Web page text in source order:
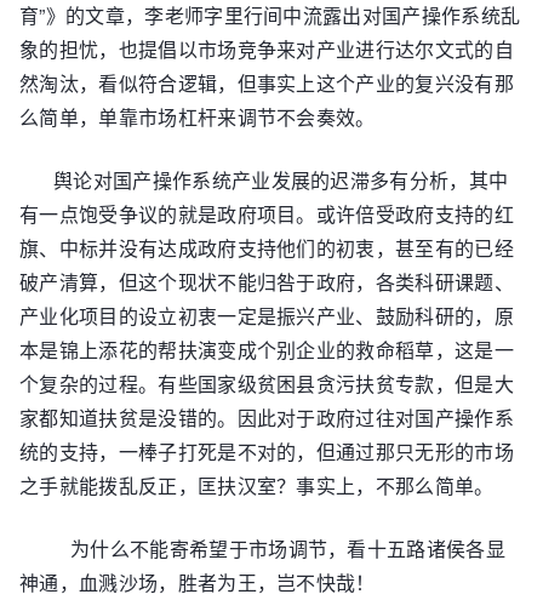
育”》的文章，李老师字里行间中流露出对国产操作系统乱
象的担忧，也提倡以市场竞争来对产业进行达尔文式的自
然淘汰，看似符合逻辑，但事实上这个产业的复兴没有那
么简单，单靠市场杠杆来调节不会奏效。
舆论对国产操作系统产业发展的迟滞多有分析，其中
有一点饱受争议的就是政府项目。或许倍受政府支持的红
旗、中标并没有达成政府支持他们的初衷，甚至有的已经
破产清算，但这个现状不能归咎于政府，各类科研课题、
产业化项目的设立初衷一定是振兴产业、鼓励科研的，原
本是锦上添花的帮扶演变成个别企业的救命稻草，这是一
个复杂的过程。有些国家级贫困县贪污扶贫专款，但是大
家都知道扶贫是没错的。因此对于政府过往对国产操作系
统的支持，一棒子打死是不对的，但通过那只无形的市场
之手就能拨乱反正，匡扶汉室？事实上，不那么简单。
为什么不能寄希望于市场调节，看十五路诸侯各显
神通，血溅沙场，胜者为王，岂不快哉！